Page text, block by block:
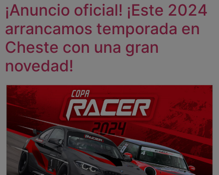
¡Anuncio oficial! ¡Este 2024
arrancamos temporada en
Cheste con una gran
novedad!